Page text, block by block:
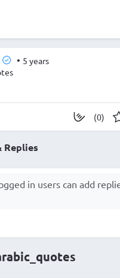
• 5 years
(0)
Replies